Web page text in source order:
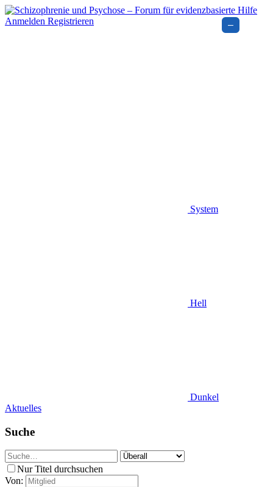
Anmelden Registrieren
System
Hell
Dunkel
Aktuelles
Suche
Nur Titel durchsuchen
Von:
–